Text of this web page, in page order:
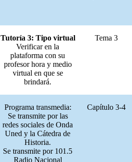
Tutoría 3: Tipo virtual
Verificar en la
plataforma con su
profesor hora y medio
virtual en que se
brindará.
Tema 3
Programa transmedia:
Se transmite por las
redes sociales de Onda
Uned y la Cátedra de
Historia.
Se transmite por 101.5
Radio Nacional
Capítulo 3-4